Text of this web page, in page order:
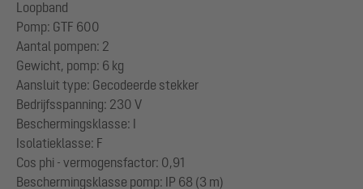
Loopband
Pomp: GTF 600
Aantal pompen: 2
Gewicht, pomp: 6 kg
Aansluit type: Gecodeerde stekker
Bedrijfsspanning: 230 V
Beschermingsklasse: I
Isolatieklasse: F
Cos phi - vermogensfactor: 0,91
Beschermingsklasse pomp: IP 68 (3 m)